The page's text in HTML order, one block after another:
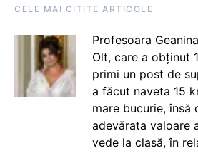
CELE MAI CITITE ARTICOLE
Profesoara
Olt, care a obținut
primi un post de
a făcut naveta 15
mare bucurie, însă
adevărata valoare
vede la clasă, în